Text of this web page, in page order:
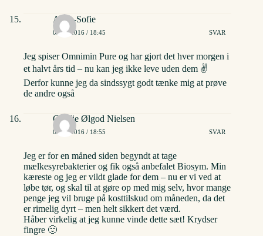
Anne-Sofie
02/06/2016 / 18:45 SVAR
Jeg spiser Omnimin Pure og har gjort det hver morgen i
et halvt års tid – nu kan jeg ikke leve uden dem ✌️
Derfor kunne jeg da sindssygt godt tænke mig at prøve
de andre også
Cecilie Ølgod Nielsen
02/06/2016 / 18:55 SVAR
Jeg er for en måned siden begyndt at tage
mælkesyrebakterier og fik også anbefalet Biosym. Min
kæreste og jeg er vildt glade for dem – nu er vi ved at
løbe tør, og skal til at gøre op med mig selv, hvor mange
penge jeg vil bruge på kosttilskud om måneden, da det
er rimelig dyrt – men helt sikkert det værd.
Håber virkelig at jeg kunne vinde dette sæt! Krydser
fingre 🙂